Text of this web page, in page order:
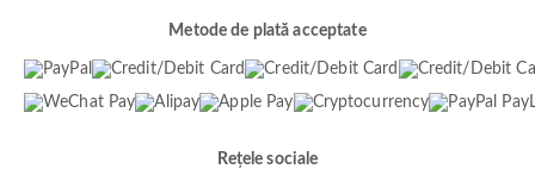
Metode de plată acceptate
Rețele sociale